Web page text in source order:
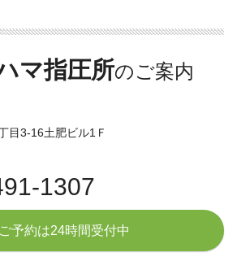
マ指圧所
目3-16土肥ビル1Ｆ
1307
ご予約は24時間受付中